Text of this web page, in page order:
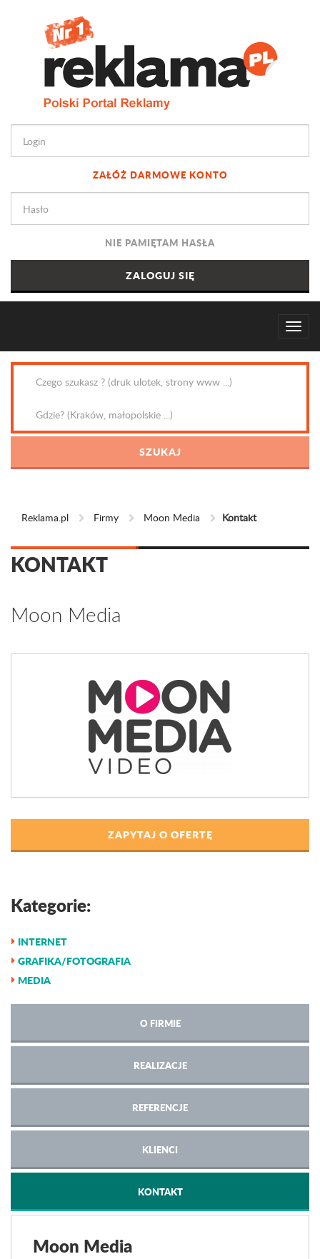
ZAŁÓŻ DARMOWE KONTO
NIE PAMIĘTAM HASŁA
Reklama.pl Firmy Moon Media Kontakt
KONTAKT
Moon Media
ZAPYTAJ O OFERTĘ
Kategorie:
INTERNET
GRAFIKA/FOTOGRAFIA
MEDIA
O FIRMIE
REALIZACJE
REFERENCJE
KLIENCI
KONTAKT
Moon Media